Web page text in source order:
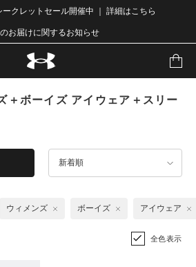
ークレットセール開催中 ｜ 詳細はこちら
お届けに関するお知らせ
＋ボーイズ アイウェア＋スリー
新着順
ウィメンズ ボーイズ アイウェア
全色表示